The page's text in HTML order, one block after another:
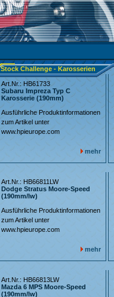
Stock Challenge - Karosserien
Art.Nr.: HB61733
Subaru Impreza Typ C
Karosserie (190mm)
Ausführliche Produktinformationen
zum Artikel unter
www.hpieurope.com
mehr
Art.Nr.: HB66811LW
Dodge Stratus Moore-Speed
(190mm/lw)
Ausführliche Produktinformationen
zum Artikel unter
www.hpieurope.com
mehr
Art.Nr.: HB66813LW
Mazda 6 MPS Moore-Speed
(190mm/lw)